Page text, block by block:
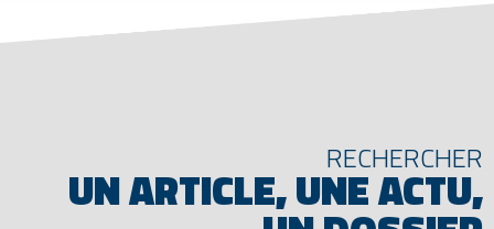
RECHERCHER
UN ARTICLE, UNE ACTU,